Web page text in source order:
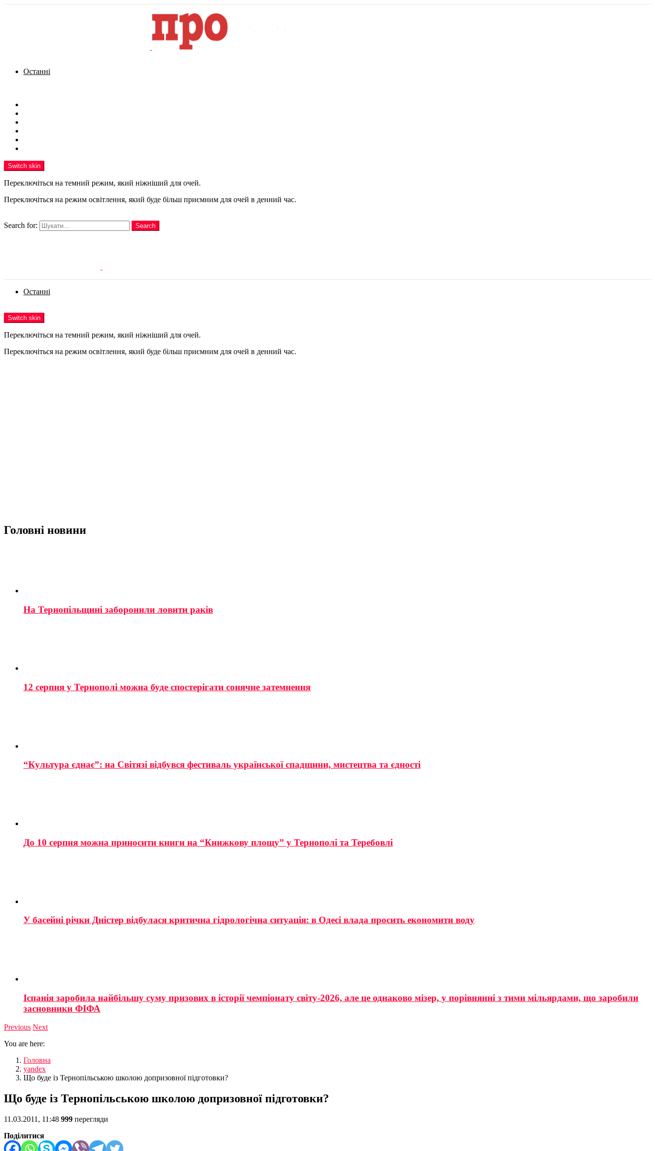
Останні
Switch skin
Переключіться на темний режим, який ніжніший для очей.
Переключіться на режим освітлення, який буде більш приємним для очей в денний час.
Search for:
Search
Останні
Switch skin
Переключіться на темний режим, який ніжніший для очей.
Переключіться на режим освітлення, який буде більш приємним для очей в денний час.
Головні новини
На Тернопільщині заборонили ловити раків
12 серпня у Тернополі можна буде спостерігати сонячне затемнення
“Культура єднає”: на Світязі відбувся фестиваль української спадщини, мистецтва та єдності
До 10 серпня можна приносити книги на “Книжкову площу” у Тернополі та Теребовлі
У басейні річки Дністер відбулася критична гідрологічна ситуація: в Одесі влада просить економити воду
Іспанія заробила найбільшу суму призових в історії чемпіонату світу-2026, але це однаково мізер, у порівнянні з тими мільярдами, що заробили
засновники ФІФА
Previous Next
You are here:
Головна
yandex
Що буде із Тернопільською школою допризовної підготовки?
Що буде із Тернопільською школою допризовної підготовки?
11.03.2011, 11:48 999 перегляди
Поділитися